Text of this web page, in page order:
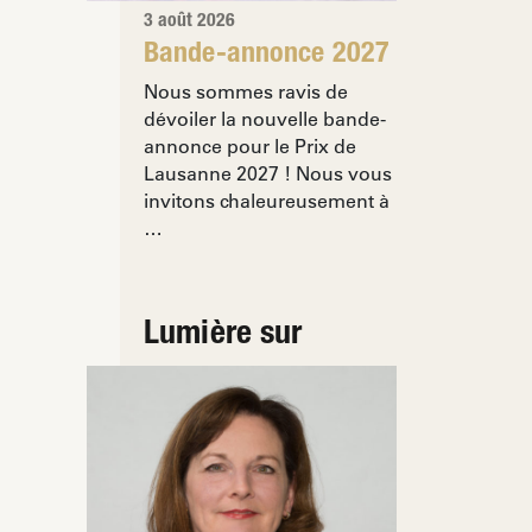
3 août 2026
Bande-annonce 2027
Nous sommes ravis de
dévoiler la nouvelle bande-
annonce pour le Prix de
Lausanne 2027 ! Nous vous
invitons chaleureusement à
…
Lumière sur